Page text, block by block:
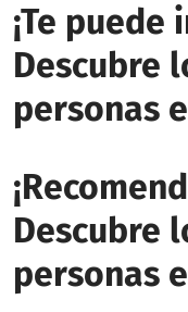
¡Te puede
Descubre
personas
Descubre
personas